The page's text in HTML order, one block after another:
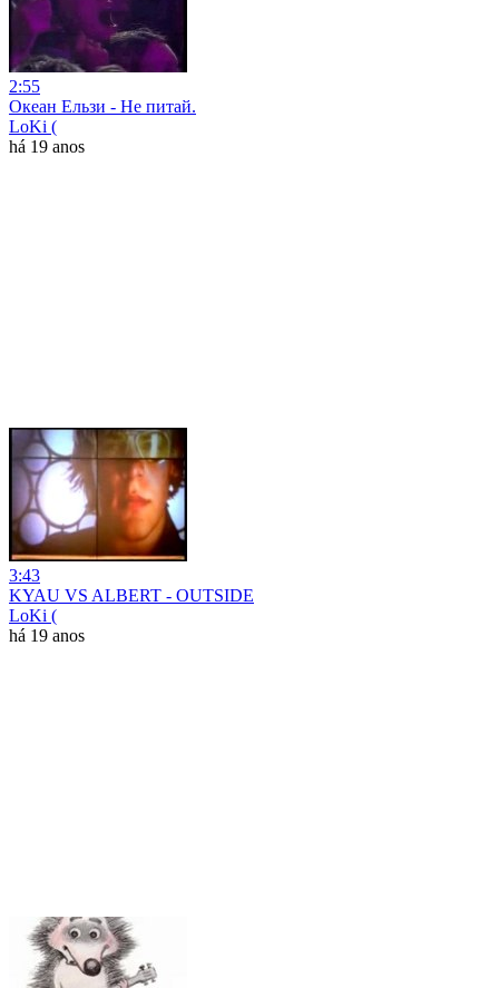
2:55
Океан Ельзи - Не питай.
LoKi (
há 19 anos
3:43
KYAU VS ALBERT - OUTSIDE
LoKi (
há 19 anos